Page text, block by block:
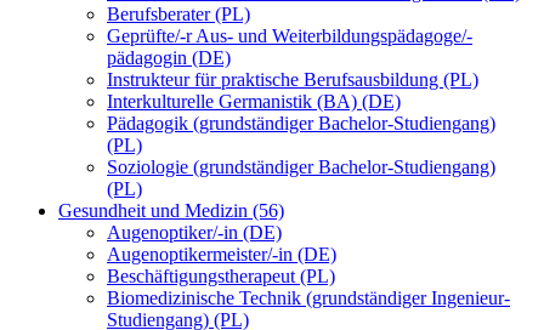
Berufsberater (PL)
Geprüfte/-r Aus- und Weiterbildungspädagoge/-
pädagogin (DE)
Instrukteur für praktische Berufsausbildung (PL)
Interkulturelle Germanistik (BA) (DE)
Pädagogik (grundständiger Bachelor-Studiengang)
(PL)
Soziologie (grundständiger Bachelor-Studiengang)
(PL)
Gesundheit und Medizin (56)
Augenoptiker/-in (DE)
Augenoptikermeister/-in (DE)
Beschäftigungstherapeut (PL)
Biomedizinische Technik (grundständiger Ingenieur-
Studiengang) (PL)